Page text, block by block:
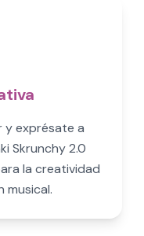
y exprésate a
Skrunchy 2.0
la creatividad
musical.